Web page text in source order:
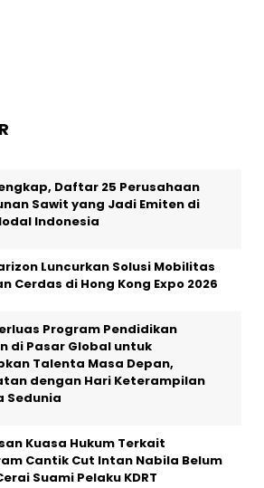
Daftar 25 Perusahaan
Sawit yang Jadi Emiten di
Indonesia
Luncurkan Solusi Mobilitas
Cerdas di Hong Kong Expo 2026
Program Pendidikan
di Pasar Global untuk
Talenta Masa Depan,
dengan Hari Keterampilan
Sedunia
Kuasa Hukum Terkait
Cantik Cut Intan Nabila Belum
Suami Pelaku KDRT